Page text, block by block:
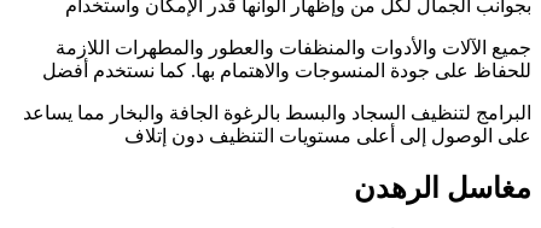
بجوانب الجمال لكل من وإظهار ألوانها قدر الإمكان واستخدام
جميع الآلات والأدوات والمنظفات والعطور والمطهرات اللازمة
للحفاظ على جودة المنسوجات والاهتمام بها. كما نستخدم أفضل
البرامج لتنظيف السجاد والبسط بالرغوة الجافة والبخار مما يساعد
على الوصول إلى أعلى مستويات التنظيف دون إتلاف
مغاسل الرهدن